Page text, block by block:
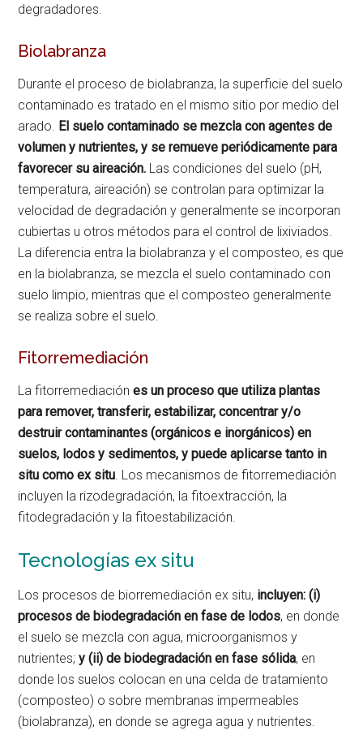
degradadores.
Biolabranza
Durante el proceso de biolabranza, la superficie del suelo
contaminado es tratado en el mismo sitio por medio del
arado. El suelo contaminado se mezcla con agentes de
volumen y nutrientes, y se remueve periódicamente para
favorecer su aireación. Las condiciones del suelo (pH,
temperatura, aireación) se controlan para optimizar la
velocidad de degradación y generalmente se incorporan
cubiertas u otros métodos para el control de lixiviados.
La diferencia entra la biolabranza y el composteo, es que
en la biolabranza, se mezcla el suelo contaminado con
suelo limpio, mientras que el composteo generalmente
se realiza sobre el suelo.
Fitorremediación
La fitorremediaciónes un proceso que utiliza plantas
para remover, transferir, estabilizar, concentrar y/o
destruir contaminantes (orgánicos e inorgánicos) en
suelos, lodos y sedimentos, y puede aplicarse tanto in
situ como ex situ. Los mecanismos de fitorremediación
incluyen la rizodegradación, la fitoextracción, la
fitodegradación y la fitoestabilización.
Tecnologías ex situ
Los procesos de biorremediación ex situ, incluyen: (i)
procesos de biodegradación en fase de lodos, en donde
el suelo se mezcla con agua, microorganismos y
nutrientes;y (ii) de biodegradación en fase sólida, en
donde los suelos colocan en una celda de tratamiento
(composteo) o sobre membranas impermeables
(biolabranza), en donde se agrega agua y nutrientes.